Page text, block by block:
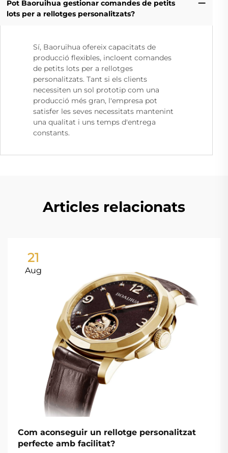
Pot Baoruihua gestionar comandes de petits
lots per a rellotges personalitzats?
Sí, Baoruihua ofereix capacitats de
producció flexibles, incloent comandes
de petits lots per a rellotges
personalitzats. Tant si els clients
necessiten un sol prototip com una
producció més gran, l'empresa pot
satisfer les seves necessitats mantenint
una qualitat i uns temps d'entrega
constants.
Articles relacionats
21
Aug
Com aconseguir un rellotge personalitzat
perfecte amb facilitat?